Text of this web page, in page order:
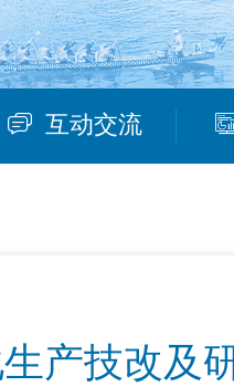
互动交流
产技改及